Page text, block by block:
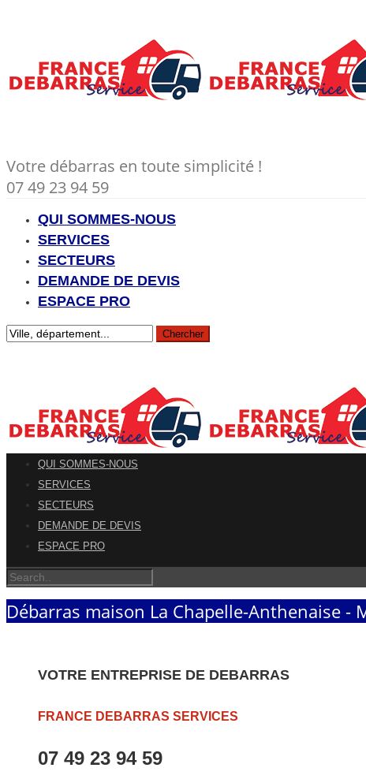
Votre débarras en toute simplicité !
07 49 23 94 59
QUI SOMMES-NOUS
SERVICES
SECTEURS
DEMANDE DE DEVIS
ESPACE PRO
QUI SOMMES-NOUS
SERVICES
SECTEURS
DEMANDE DE DEVIS
ESPACE PRO
Débarras maison La Chapelle-Anthenaise -
VOTRE ENTREPRISE DE DEBARRAS
FRANCE DEBARRAS SERVICES
07 49 23 94 59